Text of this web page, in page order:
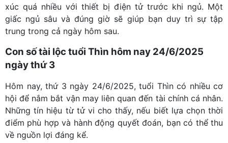
xúc quá nhiều với thiết bị điện tử trước khi ngủ. Một
giấc ngủ sâu và đúng giờ sẽ giúp bạn duy trì sự tập
trung trong cả ngày hôm sau.
Con số tài lộc tuổi Thìn hôm nay 24/6/2025
ngày thứ 3
Hôm nay, thứ 3 ngày 24/6/2025, tuổi Thìn có nhiều cơ
hội để nắm bắt vận may liên quan đến tài chính cá nhân.
Những tín hiệu từ tử vi cho thấy, nếu biết lựa chọn thời
điểm phù hợp và hành động quyết đoán, bạn có thể thu
về nguồn lợi đáng kể.